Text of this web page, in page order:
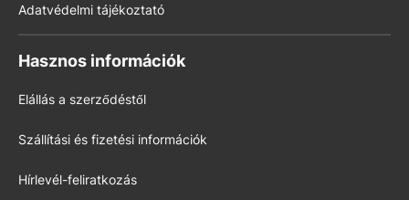
Adatvédelmi tájékoztató
Hasznos információk
Elállás a szerződéstől
Szállítási és fizetési információk
Hírlevél-feliratkozás